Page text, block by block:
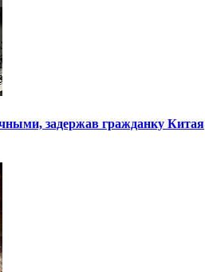
задержав гражданку Китая